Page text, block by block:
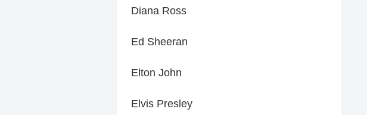
Diana Ross
Ed Sheeran
Elton John
Elvis Presley